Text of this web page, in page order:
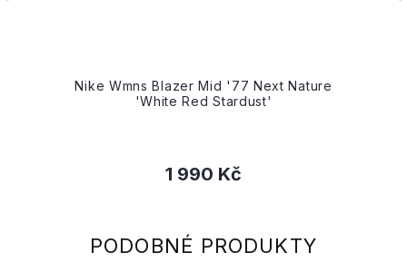
Nike Wmns Blazer Mid '77 Next Nature
'White Red Stardust'
1 990 Kč